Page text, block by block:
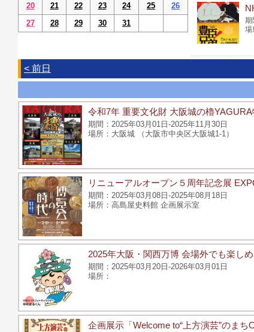
20
21 22 23 24 25
26
27
28 29 30 31
< 前日
令和7年 重要文化財 大阪城の櫓
2025年03月01日-2025年11月30日
大阪城 （大阪市中央区大阪城1-1）
リニューアルオープン５周年記念展
2025年03月08日-2025年08月18日
高島屋史料館 企画展示室
2025年大阪・関西万博 会場外でも楽し
2025年03月20日-2026年03月01日
企画展示「Welcome to“上方演芸”のま